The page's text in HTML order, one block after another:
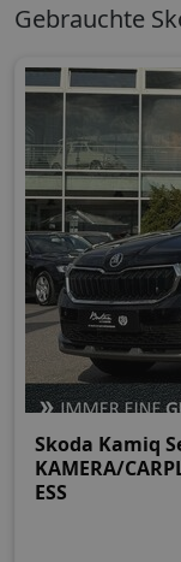
Gebrauchte
Skoda Kamiq
KAMERA/
ESS